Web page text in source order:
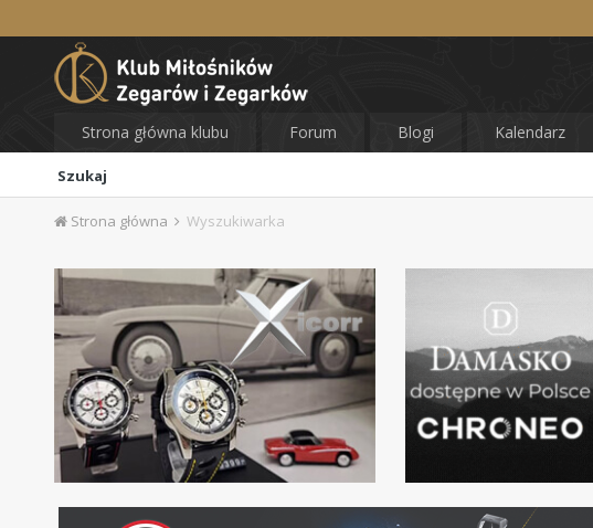
Strona główna klubu Forum Blogi Kalendarz
Szukaj
Strona główna Wyszukiwarka